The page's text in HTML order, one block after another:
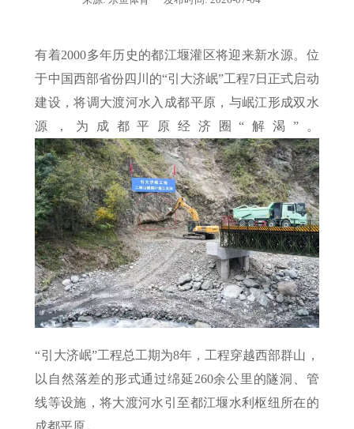
有着2000多年历史的都江堰灌区将迎来新水源。位
于中国西部省份四川的“引大济岷”工程7日正式启动
建设，将调大渡河水入成都平原，与岷江形成双水
源，为成都平原经济圈“解渴”。
“引大济岷”工程总工期为8年，工程穿越西部群山，
以自然落差的形式通过绵延260余公里的隧洞、管
线等设施，将大渡河水引至都江堰水利枢纽所在的
成都平原。